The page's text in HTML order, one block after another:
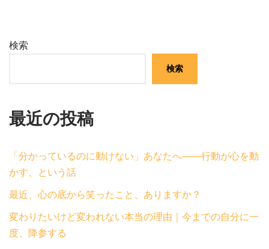
検索
検索
最近の投稿
「分かっているのに動けない」あなたへ——行動が心を動
かす、という話
最近、心の底から笑ったこと、ありますか？
変わりたいけど変われない本当の理由｜今までの自分に一
度、降参する